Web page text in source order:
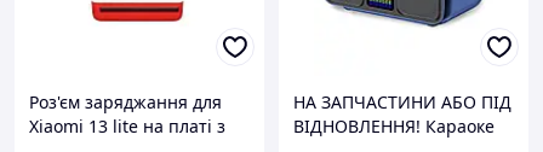
Роз'єм заряджання для
Xiaomi 13 lite на платі з
НА ЗАПЧАСТИНИ АБО ПІД
ВІДНОВЛЕННЯ! Караоке